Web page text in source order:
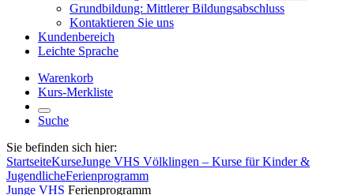
Grundbildung: Mittlerer Bildungsabschluss
Kontaktieren Sie uns
Kundenbereich
Leichte Sprache
Warenkorb
Kurs-Merkliste
Suche
Sie befinden sich hier:
StartseiteKurseJunge VHS Völklingen – Kurse für Kinder &
JugendlicheFerienprogramm
Junge VHS Ferienprogramm